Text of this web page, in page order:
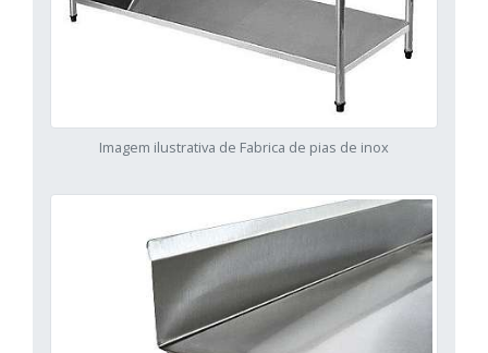
Imagem ilustrativa de Fabrica de pias de inox